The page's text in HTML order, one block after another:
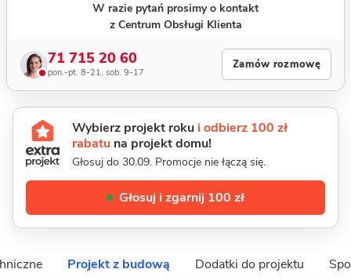
W razie pytań prosimy o kontakt
z Centrum Obsługi Klienta
71 715 20 60
pon.-pt. 8-21, sob. 9-17
Zamów rozmowę
Wybierz projekt roku i odbierz 100 zł
rabatu na projekt domu!
Głosuj do 30.09. Promocje nie łączą się.
Głosuj i zgarnij 100 zł
Projekt z budową Dodatki do projektu